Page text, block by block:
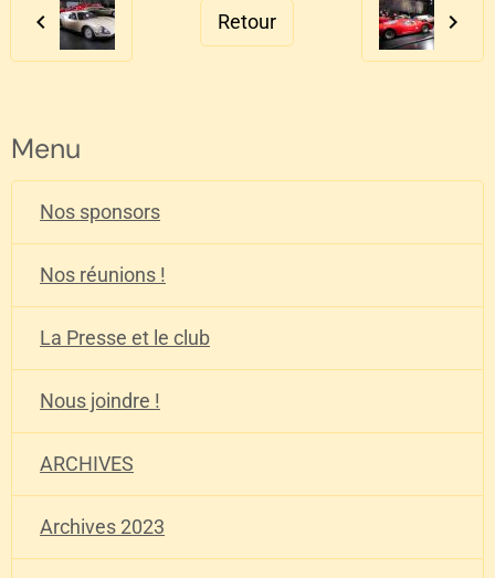
Retour
Menu
Nos sponsors
Nos réunions !
La Presse et le club
Nous joindre !
ARCHIVES
Archives 2023